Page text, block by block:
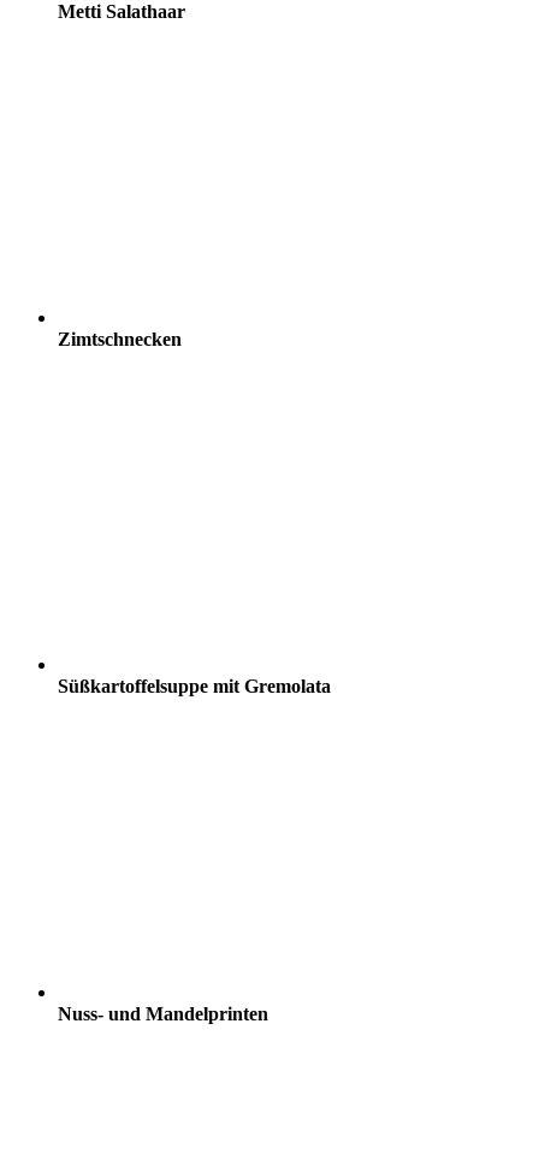
Metti Salathaar
Zimtschnecken
Süßkartoffelsuppe mit Gremolata
Nuss- und Mandelprinten